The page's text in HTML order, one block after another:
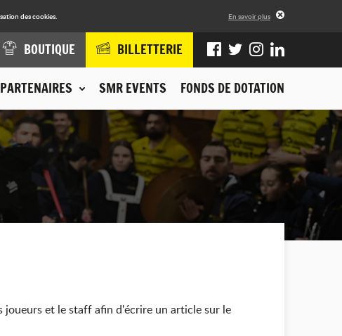
des cookies. En savoir plus
PARTENAIRES SMR EVENTS FONDS DE DOTATION
BOUTIQUE BILLETTERIE
et le staff afin d'écrire un article sur le